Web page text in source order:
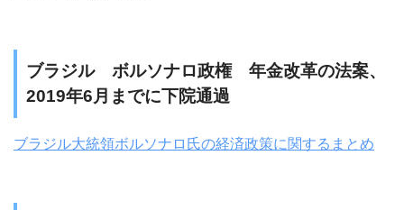
ブラジル ボルソナロ政権 年金改革の法案、
2019年6月までに下院通過
ブラジル大統領ボルソナロ氏の経済政策に関するまとめ